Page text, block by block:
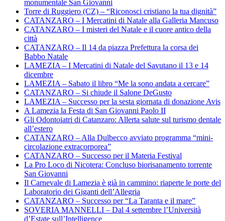
monumentale San Giovanni
Torre di Ruggiero (CZ) – “Riconosci cristiano la tua dignità”
CATANZARO – I Mercatini di Natale alla Galleria Mancuso
CATANZARO – I misteri del Natale e il cuore antico della
città
CATANZARO – Il 14 da piazza Prefettura la corsa dei
Babbo Natale
LAMEZIA – I Mercatini di Natale del Savutano il 13 e 14
dicembre
LAMEZIA – Sabato il libro “Me la sono andata a cercare”
CATANZARO – Si chiude il Salone DeGusto
LAMEZIA – Successo per la sesta giornata di donazione Avis
A Lamezia la Festa di San Giovanni Paolo II
Gli Odontoiatri di Catanzaro: Allerta salute sul turismo dentale
all’estero
CATANZARO – Alla Dulbecco avviato programma “mini-
circolazione extracorporea”
CATANZARO – Successo per il Materia Festival
La Pro Loco di Nicotera: Concluso biorisanamento torrente
San Giovanni
Il Carnevale di Lamezia è già in cammino: riaperte le porte del
Laboratorio dei Giganti dell’Allegria
CATANZARO – Successo per “La Taranta e il mare”
SOVERIA MANNELLI – Dal 4 settembre l’Università
d’Estate sull’Intelligence